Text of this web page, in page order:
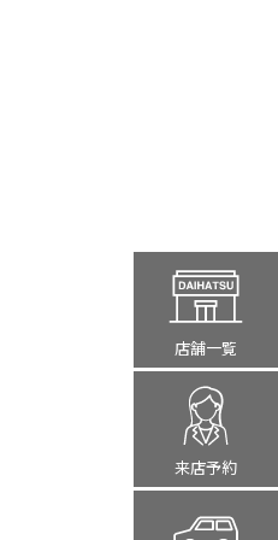
店舗一覧
来店予約